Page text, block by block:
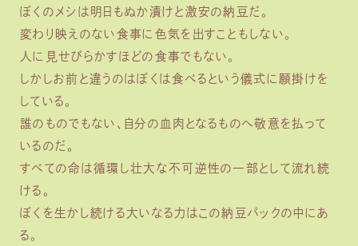
ぼくのメシは明日もぬか漬けと激安の納豆だ。
変わり映えのない食事に色気を出すこともしない。
人に見せびらかすほどの食事でもない。
しかしお前と違うのはぼくは食べるという儀式に願掛けを
している。
誰のものでもない、自分の血肉となるものへ敬意を払って
いるのだ。
すべての命は循環し壮大な不可逆性の一部として流れ続
ける。
ぼくを生かし続ける大いなる力はこの納豆パックの中にあ
る。